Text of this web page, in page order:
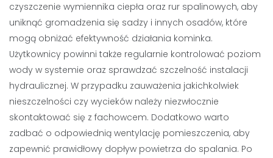
czyszczenie wymiennika ciepła oraz rur spalinowych, aby
uniknąć gromadzenia się sadzy i innych osadów, które
mogą obniżać efektywność działania kominka.
Użytkownicy powinni także regularnie kontrolować poziom
wody w systemie oraz sprawdzać szczelność instalacji
hydraulicznej. W przypadku zauważenia jakichkolwiek
nieszczelności czy wycieków należy niezwłocznie
skontaktować się z fachowcem. Dodatkowo warto
zadbać o odpowiednią wentylację pomieszczenia, aby
zapewnić prawidłowy dopływ powietrza do spalania. Po